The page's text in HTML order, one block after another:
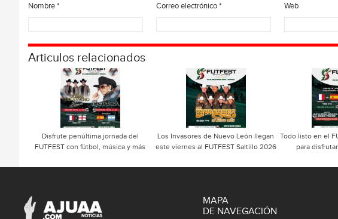
Nombre* Correo electrónico* Web
Articulos relacionados
Disfrute penúltima jornada del
FUTFEST con fútbol, música y más
Los Invasores de Nuevo León llegan
este viernes al FUTFEST Saltillo 2026
Todo listo en el
para
MAPA
DE NAVEGACIÓN